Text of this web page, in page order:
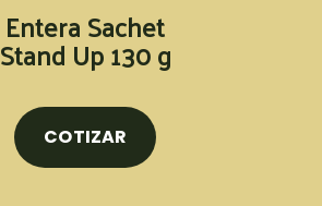
Entera Sachet
Stand Up 130 g
COTIZAR